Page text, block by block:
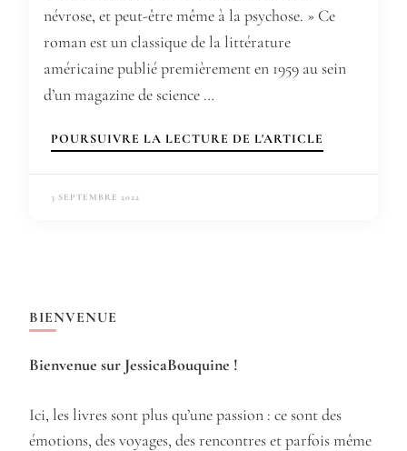
névrose, et peut-être même à la psychose. » Ce
roman est un classique de la littérature
américaine publié premièrement en 1959 au sein
d’un magazine de science …
POURSUIVRE LA LECTURE DE L'ARTICLE
3 SEPTEMBRE 2022
BIENVENUE
Bienvenue sur JessicaBouquine !
Ici, les livres sont plus qu’une passion : ce sont des
émotions, des voyages, des rencontres et parfois même